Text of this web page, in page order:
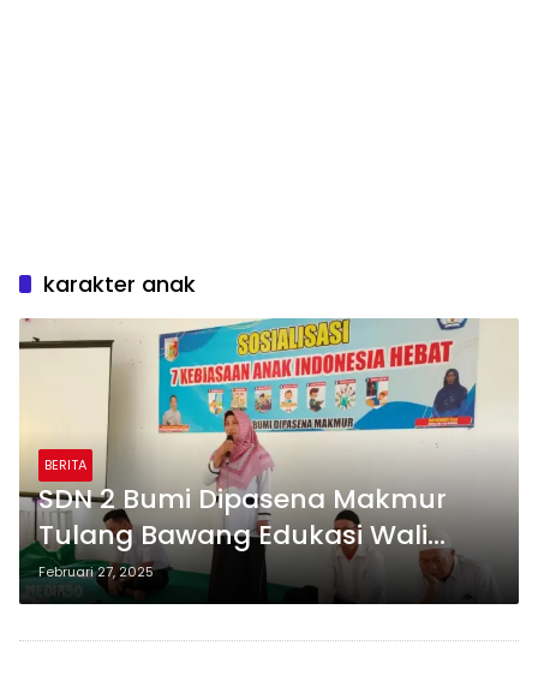
karakter anak
BERITA
SDN 2 Bumi Dipasena Makmur
Tulang Bawang Edukasi Wali
Murid Tentang Tujuh Kebiasaan
Anak Hebat Indonesia
Februari 27, 2025